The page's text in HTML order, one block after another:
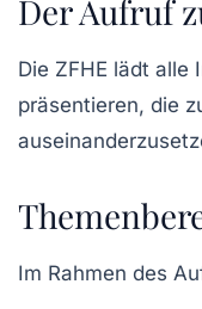
Der Aufruf
Die ZFHE lädt
präsentieren, die
Im Rahmen des